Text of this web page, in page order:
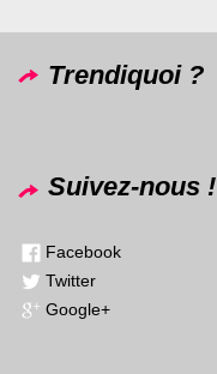
Trendiquoi ?
Suivez-nous !
Facebook
Twitter
Google+